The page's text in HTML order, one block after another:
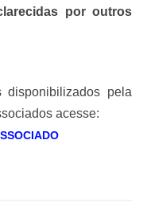
por outros
disponibilizados pela
acesse: